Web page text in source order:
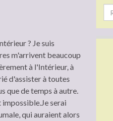
? Je suis
m'arrivent beaucoup
à l'Intérieur, à
d'assister à toutes
que de temps à autre.
serai
qui auraient alors